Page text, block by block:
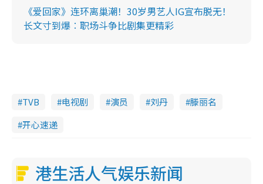
《爱回家》连环离巢潮！30岁男艺人IG宣布脱无！
长文寸到爆︰职场斗争比剧集更精彩
TVB 电视剧 演员 刘丹
滕丽名
开心速递
港生活人气娱乐新闻